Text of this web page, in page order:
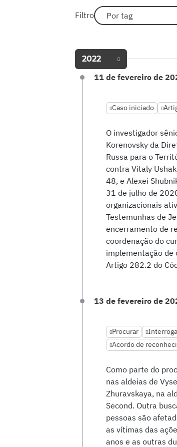
Filtro Por tag
2022
11 de fevereiro de
Caso iniciado
O investigador
Korenovsky da
Russa para o
contra Vitaly
48, e Alexei
31 de julho de
organizacionais
Testemunhas de
encerramento de
coordenação do
implementação de
Artigo 282.2 do
13 de fevereiro de
Procurar
Acordo de
Como parte do
nas aldeias de
Zhuravskaya, na
Second. Outra
pessoas são
as vítimas das
anos e as outras